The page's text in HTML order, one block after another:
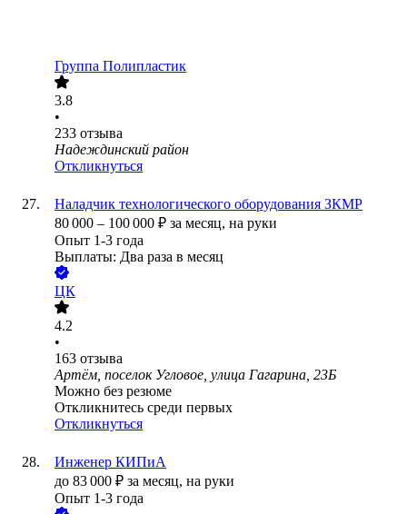
Группа Полипластик
3.8
•
233 отзыва
Надеждинский район
Откликнуться
Наладчик технологического оборудования ЗКМР
80 000 – 100 000 ₽ за месяц, на руки
Опыт 1-3 года
Выплаты: Два раза в месяц
ЦК
4.2
•
163 отзыва
Артём, поселок Угловое, улица Гагарина, 23Б
Можно без резюме
Откликнитесь среди первых
Откликнуться
Инженер КИПиА
до 83 000 ₽ за месяц, на руки
Опыт 1-3 года